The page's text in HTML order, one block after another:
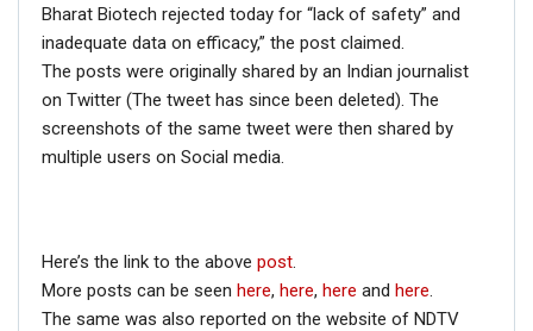
Click herefor Latest News
updates and viral videos on our
AI-powered smartnews
Bharat Biotech rejected today for “lack of safety” and
inadequate data on efficacy,” the post claimed.
The posts were originally shared by an Indian journalist
on Twitter (The tweet has since been deleted). The
screenshots of the same tweet were then shared by
multiple users on Social media.
Here’s the link to the above post
More posts can be seen here, here, here and here
The same was also reported on the website of NDTV